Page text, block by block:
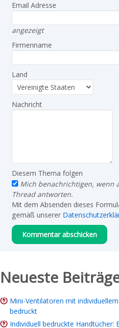
Email Adresse
angezeigt
Firmenname
Land
Nachricht
Diesem Thema folgen
Mich benachrichtigen, wenn
Thread antworten.
Mit dem Absenden dieses
gemäß unserer
Neueste
Mini-Ventilatoren mit
bedruckt
Individuell bedruckte Handtücher: